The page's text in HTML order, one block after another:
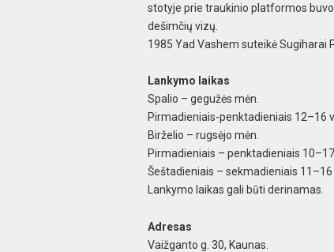
stotyje prie traukinio platformos
dešimčių vizų.
1985 Yad Vashem suteikėSugiharai
Lankymo laikas
Spalio – gegužės mėn.
Pirmadieniais-penktadieniais 12–16
Birželio – rugsėjo mėn.
Pirmadieniais – penktadieniais 10–17
Šeštadieniais – sekmadieniais 11–16
Lankymo laikas gali būti derinamas.
Adresas
Vaižganto g. 30, Kaunas.